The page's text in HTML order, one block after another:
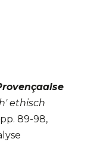
ethisch
pp. 89-98,